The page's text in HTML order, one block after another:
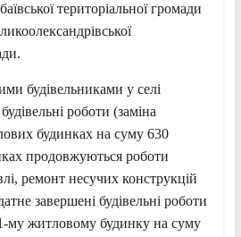
територіальної громади
будівельниками у селі
роботи (заміна
будинках на суму 630
продовжуються роботи
ремонт несучих конструкцій
завершені будівельні роботи
му житловому будинку на суму